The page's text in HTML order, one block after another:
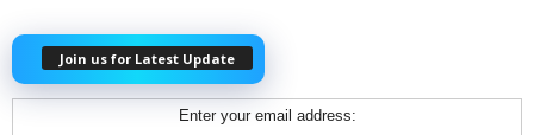
Join us for Latest Update
Enter your email address: